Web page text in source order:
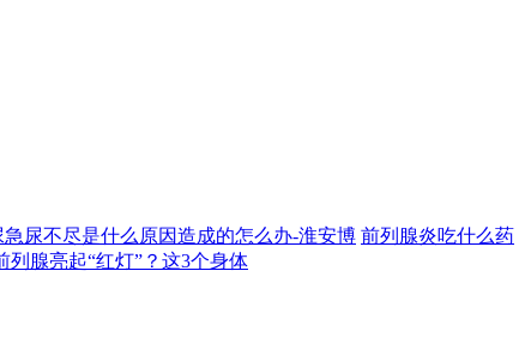
急尿不尽是什么原因造成的怎么办-淮安博 前列腺炎吃什么药
列腺亮起“红灯”？这3个身体